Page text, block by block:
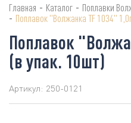
Главная - Каталог - Поплавки
- Поплавок "Волжанка TF 1034"
Поплавок
(в упак. 10шт)
Артикул: 250-0121